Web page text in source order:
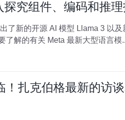
究组件、编码和推
平台上可用。 以下是您需要了解的有关 Meta 最新大型语言
！扎克伯格最新的访